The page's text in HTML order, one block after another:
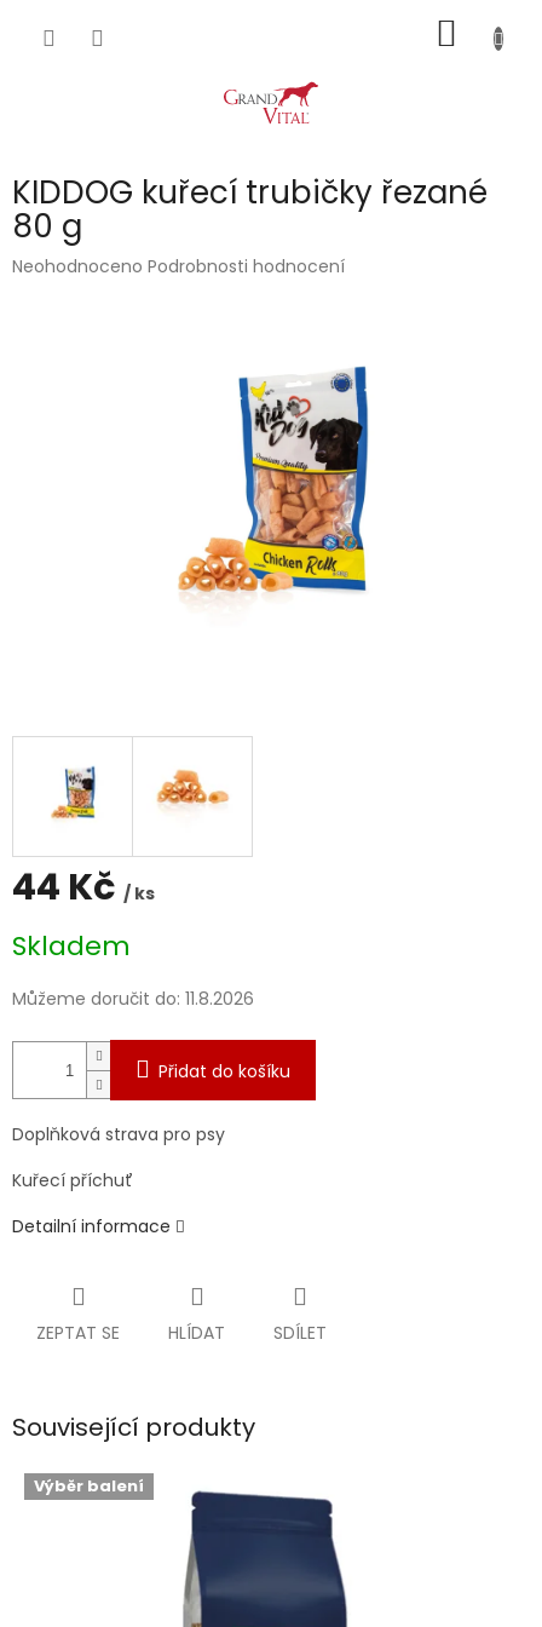
KOŠÍK
KIDDOG kuřecí trubičky řezané
80 g
Průměrné
Neohodnoceno Podrobnosti hodnocení
44 Kč / ks
cena:
Skladem
Můžeme doručit do: 11.8.2026
Přidat do košíku
Doplňková strava pro psy
Kuřecí příchuť
Detailní informace
ZEPTAT SE HLÍDAT SDÍLET
Související produkty
Výběr balení